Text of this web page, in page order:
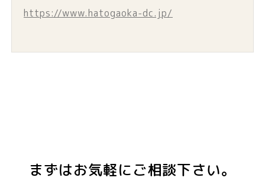
https://www.hatogaoka-dc.jp/
まずはお気軽にご相談下さい。